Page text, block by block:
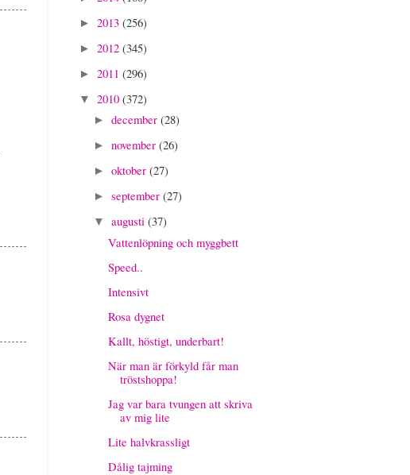
► 2013 (256)
► 2012 (345)
► 2011 (296)
▼ 2010 (372)
► december (28)
► november (26)
► oktober (27)
► september (27)
▼ augusti (37)
Vattenlöpning och myggbett
Speed..
Intensivt
Rosa dygnet
Kallt, höstigt, underbart!
När man är förkyld får man
tröstshoppa!
Jag var bara tvungen att skriva
av mig lite
Lite halvkrassligt
Dålig tajming